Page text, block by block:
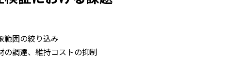
範囲の絞り込み
の調達、維持コストの抑制